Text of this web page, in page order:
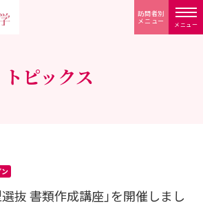
メニュー
訪問者別
メニュー
トピックス
ン
抜 書類作成講座」を開催しまし